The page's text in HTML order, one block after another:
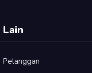
Lain
Pelanggan